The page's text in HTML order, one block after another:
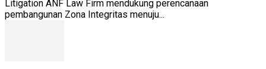
Litigation ANF Law Firm mendukung perencanaan
pembangunan Zona Integritas menuju...